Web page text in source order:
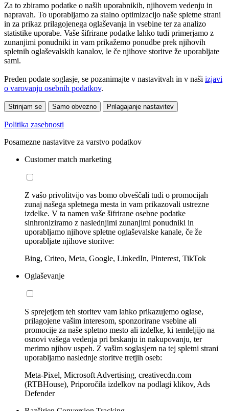
Za to zbiramo podatke o naših uporabnikih, njihovem vedenju in
napravah. To uporabljamo za stalno optimizacijo naše spletne strani
in za prikaz prilagojenega oglaševanja in vsebine ter za analizo
statistike uporabe. Vaše šifrirane podatke lahko tudi primerjamo z
zunanjimi ponudniki in vam prikažemo ponudbe prek njihovih
spletnih oglaševalskih kanalov, le če njihove storitve že uporabljate
sami.
Preden podate soglasje, se pozanimajte v nastavitvah in v naši izjavi
o varovanju osebnih podatkov.
Strinjam se Samo obvezno Prilagajanje nastavitev
Politika zasebnosti
Posamezne nastavitve za varstvo podatkov
Customer match marketing
Z vašo privolitvijo vas bomo obveščali tudi o promocijah
zunaj našega spletnega mesta in vam prikazovali ustrezne
izdelke. V ta namen vaše šifrirane osebne podatke
sinhroniziramo z naslednjimi zunanjimi ponudniki in
uporabljamo njihove spletne oglaševalske kanale, če že
uporabljate njihove storitve:
Bing, Criteo, Meta, Google, LinkedIn, Pinterest, TikTok
Oglaševanje
S sprejetjem teh storitev vam lahko prikazujemo oglase,
prilagojene vašim interesom, sponzorirane vsebine ali
promocije za naše spletno mesto ali izdelke, ki temleljijo na
osnovi vašega vedenja pri brskanju in nakupovanju, ter
merimo njihov uspeh. Z vašim soglasjem na tej spletni strani
uporabljamo naslednje storitve tretjih oseb:
Meta-Pixel, Microsoft Advertising, creativecdn.com
(RTBHouse), Priporočila izdelkov na podlagi klikov, Ads
Defender